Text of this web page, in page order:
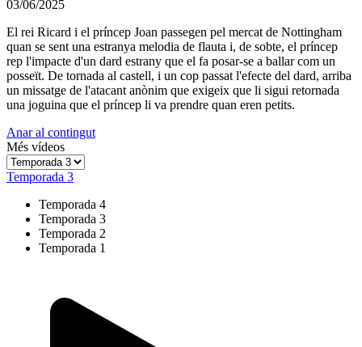
03/06/2025
El rei Ricard i el príncep Joan passegen pel mercat de Nottingham
quan se sent una estranya melodia de flauta i, de sobte, el príncep
rep l'impacte d'un dard estrany que el fa posar-se a ballar com un
posseït. De tornada al castell, i un cop passat l'efecte del dard, arriba
un missatge de l'atacant anònim que exigeix que li sigui retornada
una joguina que el príncep li va prendre quan eren petits.
Anar al contingut
Més vídeos
Temporada 3
Temporada 4
Temporada 3
Temporada 2
Temporada 1